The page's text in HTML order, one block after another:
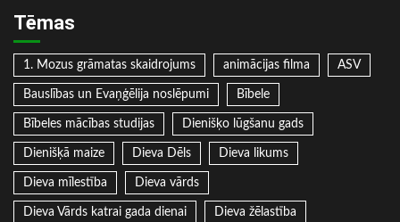
Tēmas
1. Mozus grāmatas skaidrojums animācijas filma ASV
Bauslības un Evaņģēlija noslēpumi Bībele
Bībeles mācības studijas Dienišķo lūgšanu gads
Dienišķā maize Dieva Dēls Dieva likums
Dieva mīlestība Dieva vārds
Dieva Vārds katrai gada dienai Dieva žēlastība